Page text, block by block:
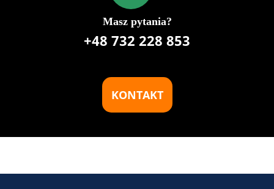
Masz pytania?
+48 732 228 853
KONTAKT